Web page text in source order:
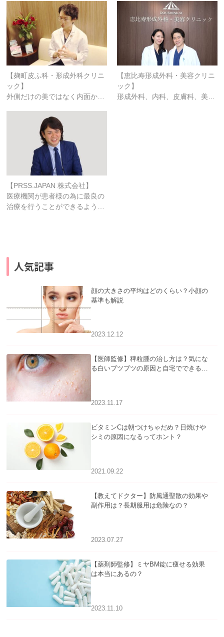
【麹町皮ふ科・形成外科クリニ
ック】
外側だけの美ではなく内面か…
【恵比寿形成外科・美容クリニ
ック】
形成外科、内科、皮膚科、美…
【PRSS.JAPAN 株式会社】
医療機関が患者様の為に最良の
治療を行うことができるよう…
人気記事
顔の大きさの平均はどのくらい？小顔の
基準も解説
2023.12.12
【医師監修】稗粒腫の治し方は？気にな
る白いブツブツの原因と自宅でできるケ
2023.11.17
ビタミンCは朝つけちゃだめ？日焼けや
シミの原因になるってホント？
2021.09.22
【教えてドクター】防風通聖散の効果や
副作用は？長期服用は危険なの？
2023.07.27
【薬剤師監修】ミヤBM錠に痩せる効果
は本当にあるの？
2023.11.10